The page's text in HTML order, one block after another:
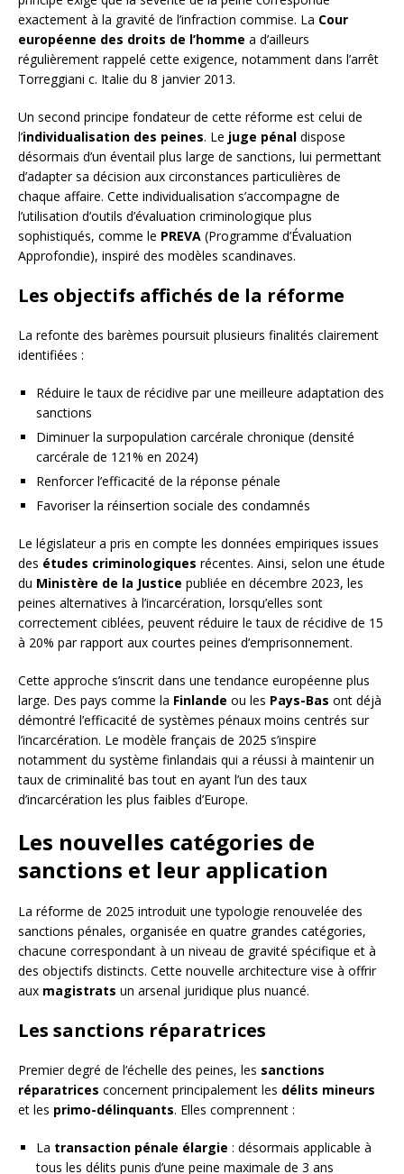
exactement à la gravité de l’infraction commise. La Cour
européenne des droits de l’homme a d’ailleurs
régulièrement rappelé cette exigence, notamment dans l’arrêt
Torreggiani c. Italie du 8 janvier 2013.
Un second principe fondateur de cette réforme est celui de
l’individualisation des peines. Le juge pénal dispose
désormais d’un éventail plus large de sanctions, lui permettant
d’adapter sa décision aux circonstances particulières de
chaque affaire. Cette individualisation s’accompagne de
l’utilisation d’outils d’évaluation criminologique plus
sophistiqués, comme le PREVA (Programme d’Évaluation
Approfondie), inspiré des modèles scandinaves.
Les objectifs affichés de la réforme
La refonte des barèmes poursuit plusieurs finalités clairement
identifiées :
Réduire le taux de récidive par une meilleure adaptation des
sanctions
Diminuer la surpopulation carcérale chronique (densité
carcérale de 121% en 2024)
Renforcer l’efficacité de la réponse pénale
Favoriser la réinsertion sociale des condamnés
Le législateur a pris en compte les données empiriques issues
des études criminologiques récentes. Ainsi, selon une étude
du Ministère de la Justice publiée en décembre 2023, les
peines alternatives à l’incarcération, lorsqu’elles sont
correctement ciblées, peuvent réduire le taux de récidive de 15
à 20% par rapport aux courtes peines d’emprisonnement.
Cette approche s’inscrit dans une tendance européenne plus
large. Des pays comme la Finlande ou les Pays-Bas ont déjà
démontré l’efficacité de systèmes pénaux moins centrés sur
l’incarcération. Le modèle français de 2025 s’inspire
notamment du système finlandais qui a réussi à maintenir un
taux de criminalité bas tout en ayant l’un des taux
d’incarcération les plus faibles d’Europe.
Les nouvelles catégories de
sanctions et leur application
La réforme de 2025 introduit une typologie renouvelée des
sanctions pénales, organisée en quatre grandes catégories,
chacune correspondant à un niveau de gravité spécifique et à
des objectifs distincts. Cette nouvelle architecture vise à offrir
aux magistrats un arsenal juridique plus nuancé.
Les sanctions réparatrices
Premier degré de l’échelle des peines, les sanctions
réparatrices concernent principalement les délits mineurs
et les primo-délinquants. Elles comprennent :
La transaction pénale élargie : désormais applicable à
tous les délits punis d’une peine maximale de 3 ans